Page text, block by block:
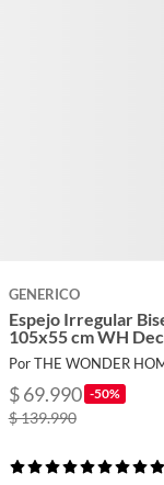
GENERICO
Espejo Irregular
105x55 cm WH
Por THE WONDER
$ 69.990 -50%
$ 139.990